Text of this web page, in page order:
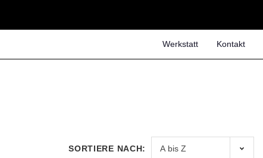
Werkstatt Kontakt
SORTIERE NACH: